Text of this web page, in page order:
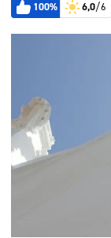
100% 6,0/6